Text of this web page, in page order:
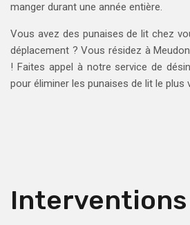
manger durant une année entière.
Vous avez des punaises de lit chez
déplacement ? Vous résidez à
! Faites appel à notre service de
pour éliminer les punaises de lit le plus
Interventions